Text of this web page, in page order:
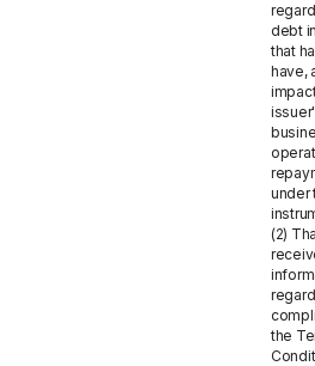
debt
that
have,
under
(2)
the